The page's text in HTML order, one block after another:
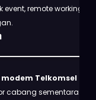
remote working,
Telkomsel dari
cabang sementara.